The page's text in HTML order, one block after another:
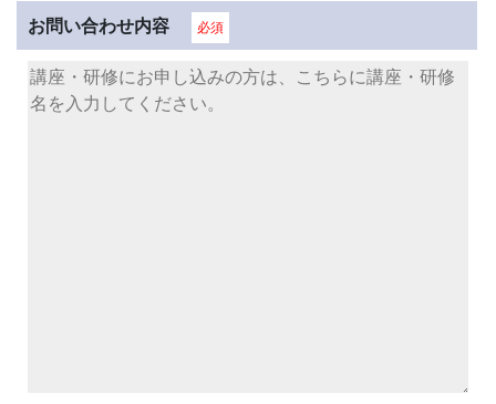
お問い合わせ内容 必須